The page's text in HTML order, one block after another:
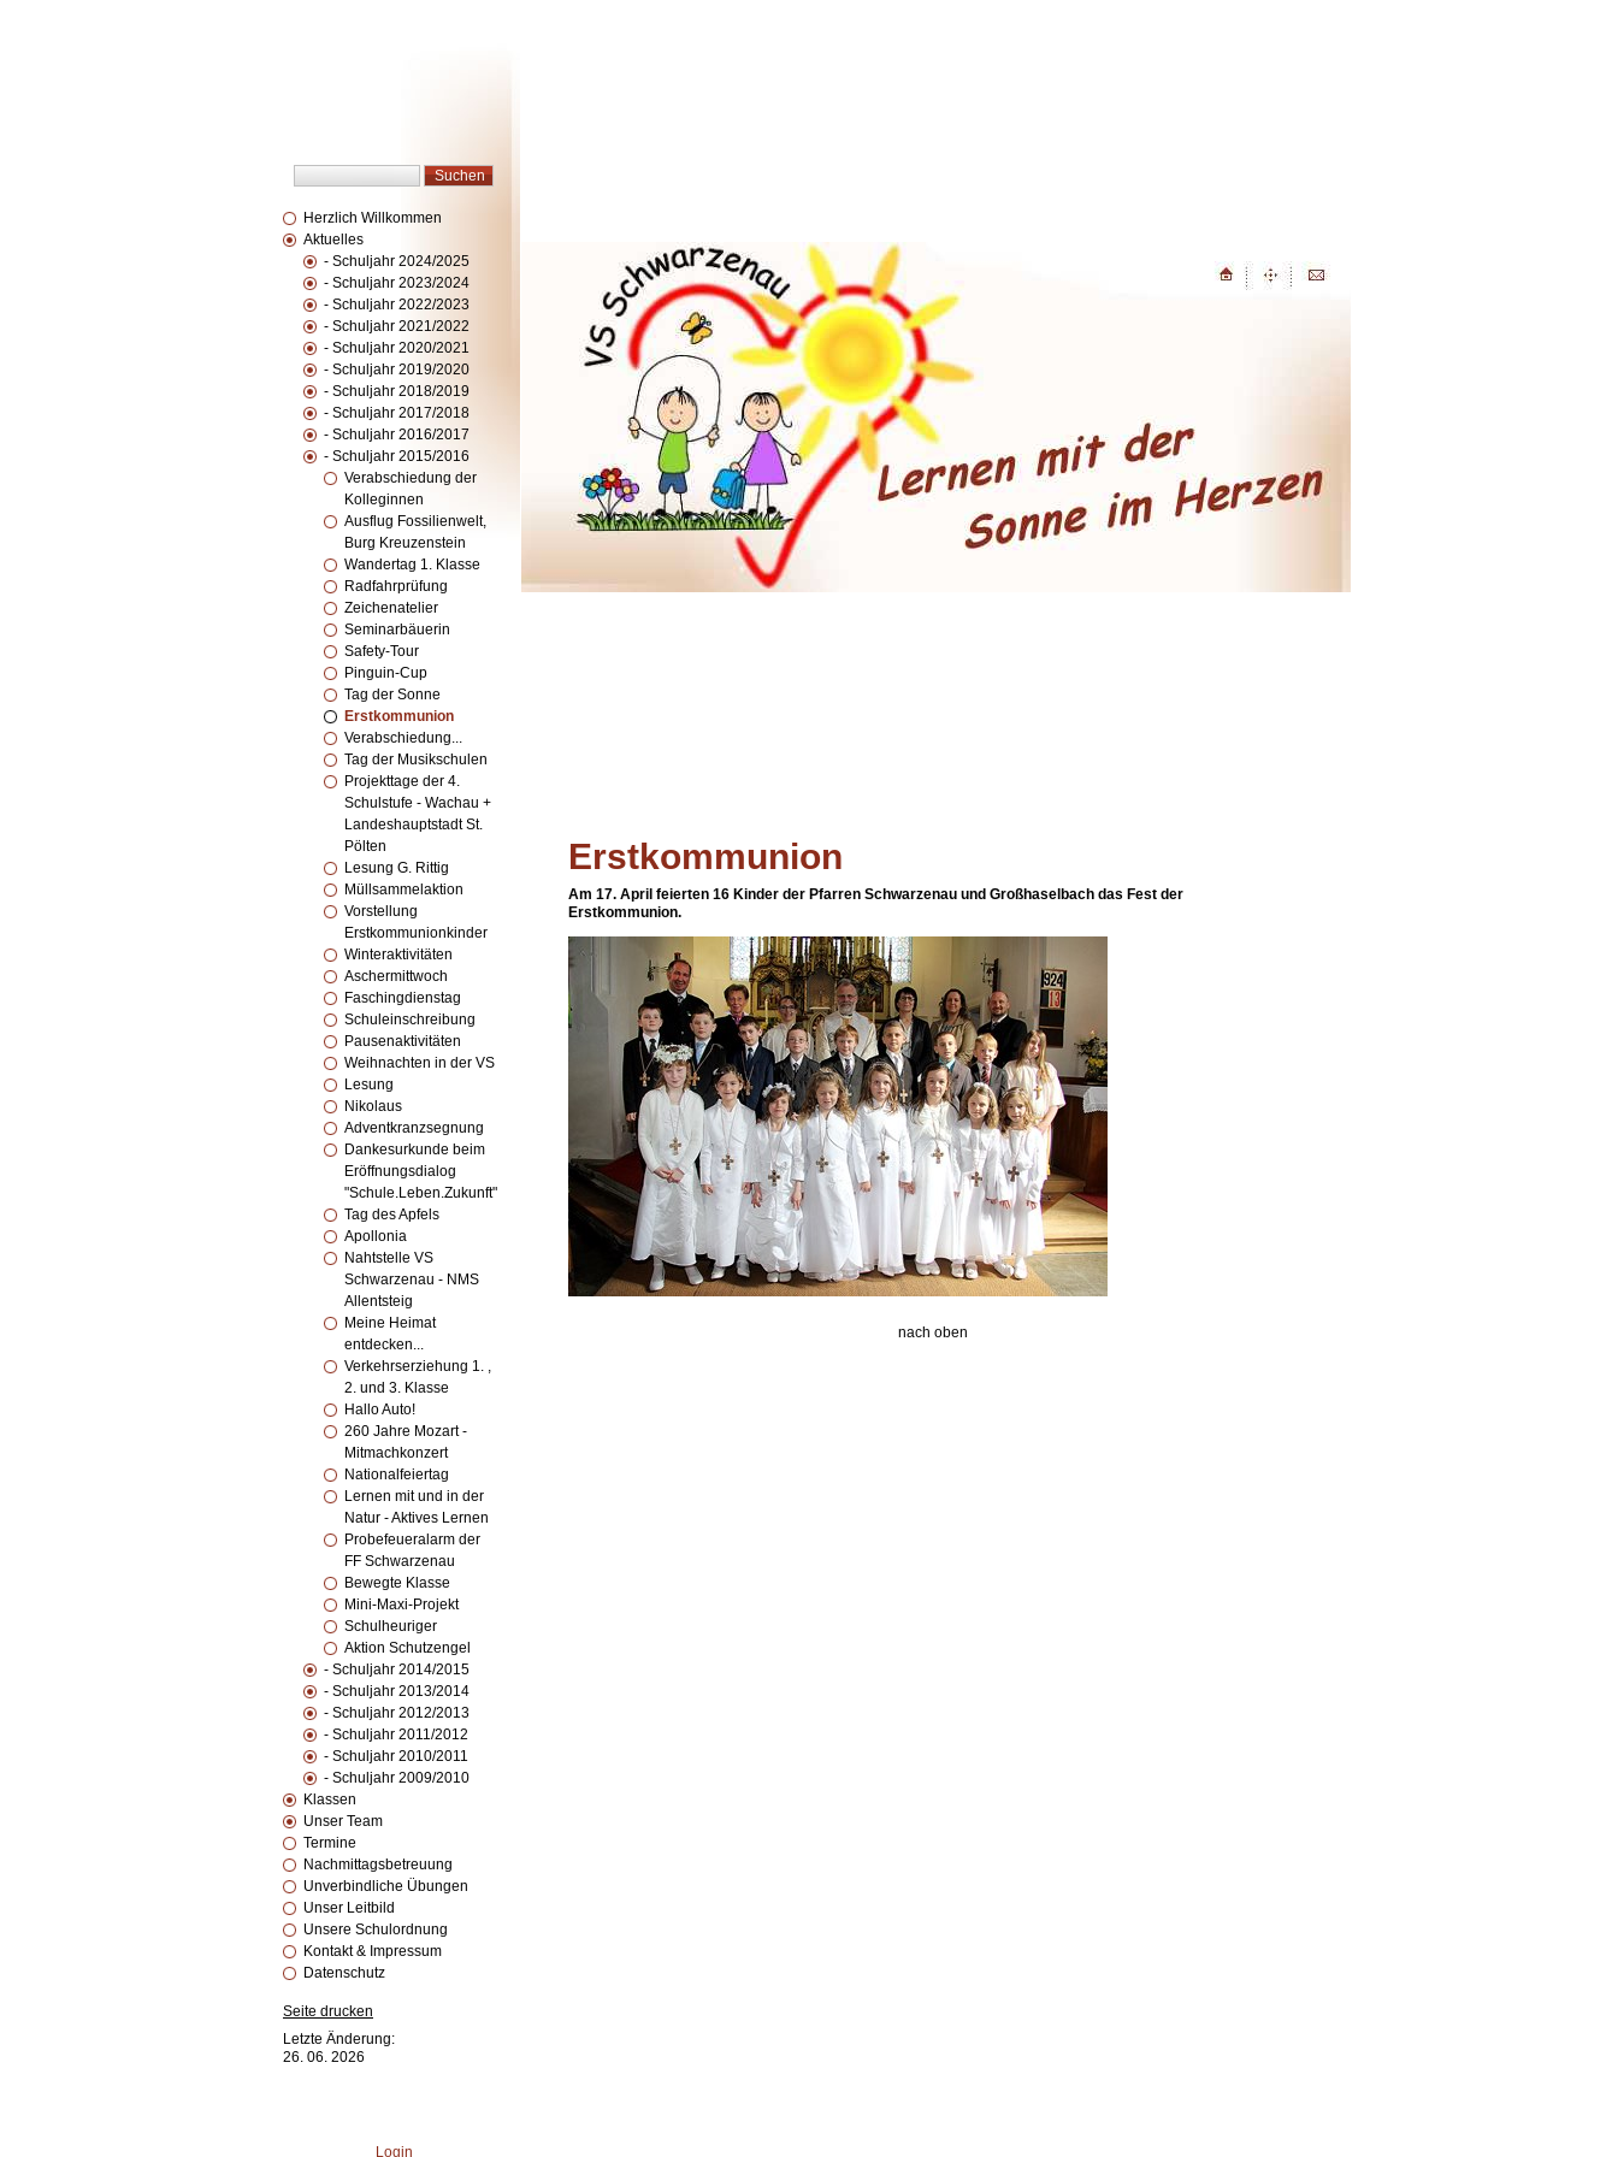
Herzlich Willkommen
Aktuelles
- Schuljahr 2024/2025
- Schuljahr 2023/2024
- Schuljahr 2022/2023
- Schuljahr 2021/2022
- Schuljahr 2020/2021
- Schuljahr 2019/2020
- Schuljahr 2018/2019
- Schuljahr 2017/2018
- Schuljahr 2016/2017
- Schuljahr 2015/2016
Verabschiedung der
Kolleginnen
Ausflug Fossilienwelt,
Burg Kreuzenstein
Wandertag 1. Klasse
Radfahrprüfung
Zeichenatelier
Seminarbäuerin
Safety-Tour
Pinguin-Cup
Tag der Sonne
Erstkommunion
Verabschiedung...
Tag der Musikschulen
Projekttage der 4.
Schulstufe - Wachau +
Landeshauptstadt St.
Pölten
Lesung G. Rittig
Müllsammelaktion
Vorstellung
Erstkommunionkinder
Winteraktivitäten
Aschermittwoch
Faschingdienstag
Schuleinschreibung
Pausenaktivitäten
Weihnachten in der VS
Lesung
Nikolaus
Adventkranzsegnung
Dankesurkunde beim
Eröffnungsdialog
"Schule.Leben.Zukunft"
Tag des Apfels
Apollonia
Nahtstelle VS
Schwarzenau - NMS
Allentsteig
Meine Heimat
entdecken...
Verkehrserziehung 1. ,
2. und 3. Klasse
Hallo Auto!
260 Jahre Mozart -
Mitmachkonzert
Nationalfeiertag
Lernen mit und in der
Natur - Aktives Lernen
Probefeueralarm der
FF Schwarzenau
Bewegte Klasse
Mini-Maxi-Projekt
Schulheuriger
Aktion Schutzengel
- Schuljahr 2014/2015
- Schuljahr 2013/2014
- Schuljahr 2012/2013
- Schuljahr 2011/2012
- Schuljahr 2010/2011
- Schuljahr 2009/2010
Klassen
Unser Team
Termine
Nachmittagsbetreuung
Unverbindliche Übungen
Unser Leitbild
Unsere Schulordnung
Kontakt & Impressum
Datenschutz
Seite drucken
Letzte Änderung:
26. 06. 2026
Erstkommunion
Am 17. April feierten 16 Kinder der Pfarren Schwarzenau und Großhaselbach das Fest der
Erstkommunion.
nach oben
Login